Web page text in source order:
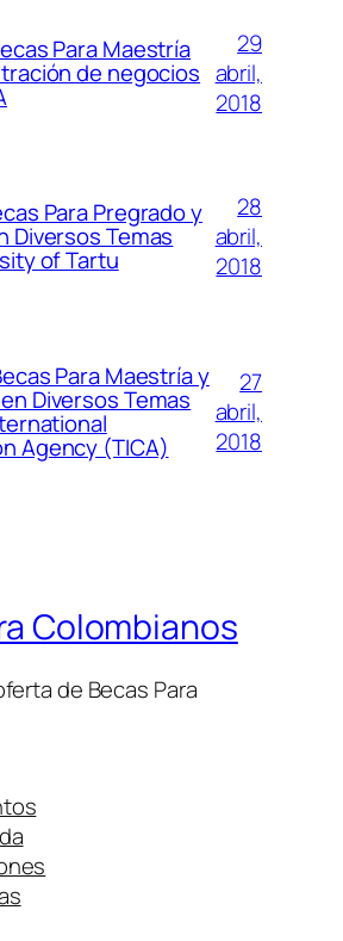
Para Maestría
de negocios
29
abril,
2018
Para Pregrado y
Diversos Temas
of Tartu
28
abril,
2018
Para Maestría y
Diversos Temas
Agency (TICA)
27
abril,
2018
Colombianos
de Becas Para